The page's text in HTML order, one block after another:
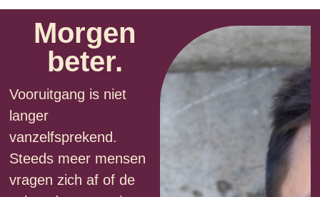
Morgen
beter.
Vooruitgang is niet
langer
vanzelfsprekend.
Steeds meer mensen
vragen zich af of de